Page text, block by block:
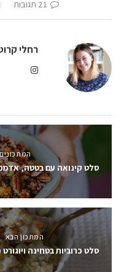
21 תגובות
רחלי
סלט קינואה עם בטטה,
המתכון הבא
סלט כרוביות בטחינה